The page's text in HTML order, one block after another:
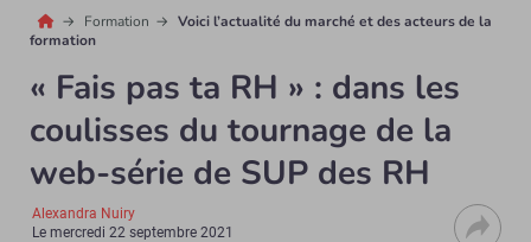
Formation
Voici l’actualité du marché et des acteurs de la
formation
« Fais pas ta RH » : dans les
coulisses du tournage de la
web-série de SUP des RH
Alexandra Nuiry
Lemercredi 22 septembre 2021